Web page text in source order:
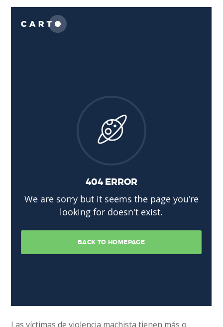
Las víctimas de violencia machista tienen más o